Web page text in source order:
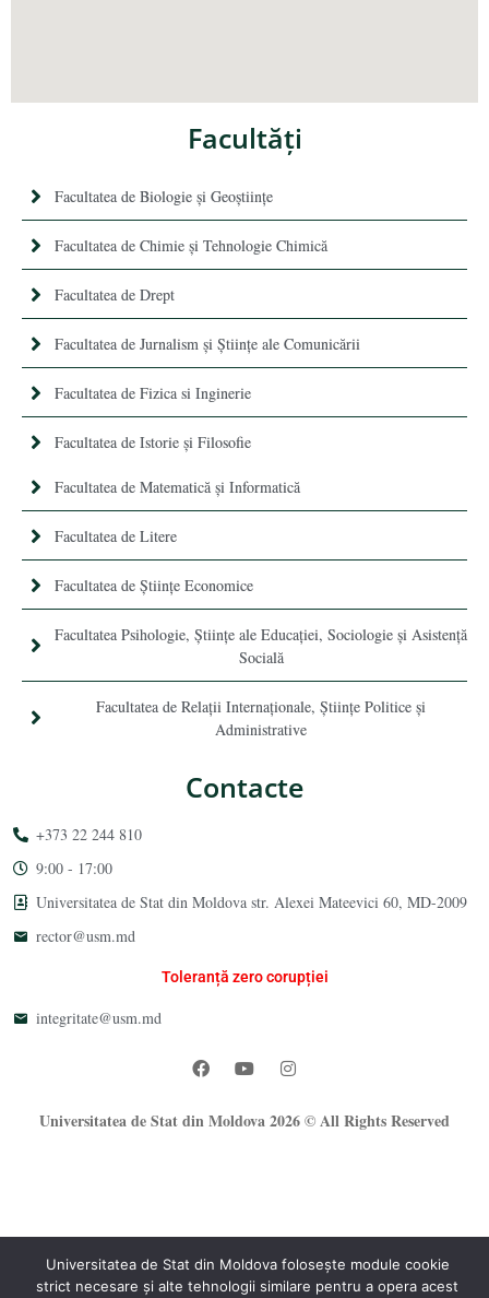
Facultăţi
Facultatea de Biologie și Geoștiințe
Facultatea de Chimie şi Tehnologie Chimică
Facultatea de Drept
Facultatea de Jurnalism şi Ştiinţe ale Comunicării
Facultatea de Fizica si Inginerie
Facultatea de Istorie şi Filosofie
Facultatea de Matematică şi Informatică
Facultatea de Litere
Facultatea de Științe Economice
Facultatea Psihologie, Ştiinţe ale Educaţiei, Sociologie și Asistență
Socială
Facultatea de Relaţii Internaţionale, Ştiinţe Politice şi
Administrative
Contacte
+373 22 244 810
9:00 - 17:00
Universitatea de Stat din Moldova str. Alexei Mateevici 60, MD-2009
rector@usm.md
Toleranță zero corupției
integritate@usm.md
Universitatea de Stat din Moldova 2026 © All Rights Reserved
Universitatea de Stat din Moldova folosește module cookie
strict necesare și alte tehnologii similare pentru a opera acest